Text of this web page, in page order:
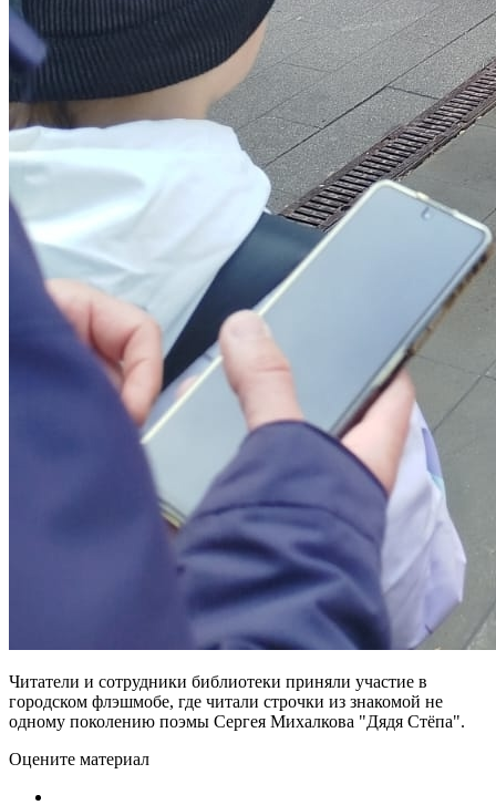
Читатели и сотрудники библиотеки приняли участие в
городском флэшмобе, где читали строчки из знакомой не
одному поколению поэмы Сергея Михалкова "Дядя Стёпа".
Оцените материал